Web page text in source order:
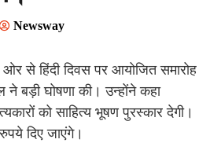
Newsway
से हिंदी दिवस पर आयोजित समारोह
ने बड़ी घोषणा की। उन्होंने कहा
को साहित्य भूषण पुरस्कार देगी।
दिए जाएंगे।